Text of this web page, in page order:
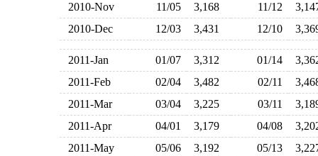
2010-Nov
11/05 3,168 11/12
2010-Dec
12/03 3,431 12/10
2011-Jan 01/07 3,312 01/14
2011-Feb
02/04 3,482 02/11
2011-Mar
03/04 3,225 03/11
2011-Apr
04/01 3,179 04/08
2011-May
05/06 3,192 05/13